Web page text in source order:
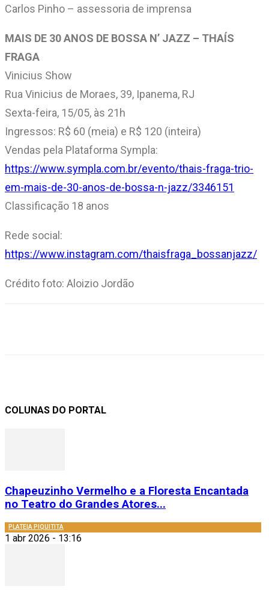
Carlos Pinho – assessoria de imprensa
MAIS DE 30 ANOS DE BOSSA N’ JAZZ – THAÍS
FRAGA
Vinicius Show
Rua Vinicius de Moraes, 39, Ipanema, RJ
Sexta-feira, 15/05, às 21h
Ingressos: R$ 60 (meia) e R$ 120 (inteira)
Vendas pela Plataforma Sympla:
https://www.sympla.com.br/evento/thais-fraga-trio-
em-mais-de-30-anos-de-bossa-n-jazz/3346151
Classificação 18 anos
Rede social:
https://www.instagram.com/thaisfraga_bossanjazz/
Crédito foto: Aloizio Jordão
COLUNAS DO PORTAL
Chapeuzinho Vermelho e a Floresta Encantada
no Teatro do Grandes Atores...
PLATEIA PIQUITITA
1 abr 2026 - 13:16